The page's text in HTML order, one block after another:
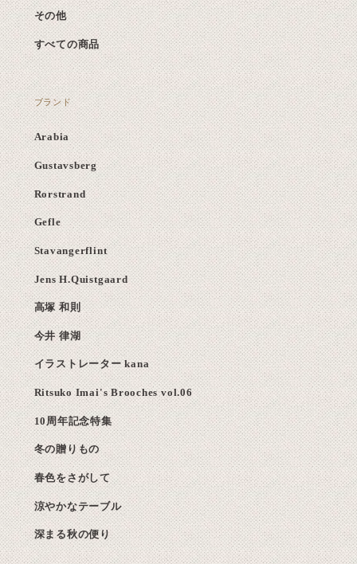
その他
すべての商品
ブランド
Arabia
Gustavsberg
Rorstrand
Gefle
Stavangerflint
Jens H.Quistgaard
高塚 和則
今井 律湖
イラストレーター kana
Ritsuko Imai's Brooches vol.06
10周年記念特集
冬の贈りもの
春色をさがして
涼やかなテーブル
深まる秋の便り